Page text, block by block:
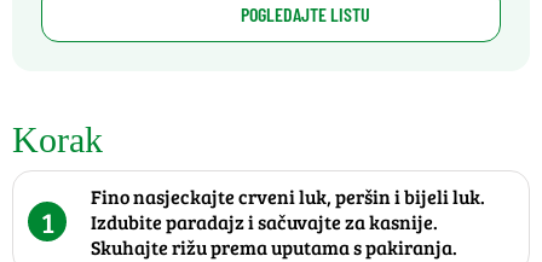
POGLEDAJTE LISTU
Korak
1
Fino nasjeckajte crveni luk, peršin i bijeli luk.
Izdubite paradajz i sačuvajte za kasnije.
Skuhajte rižu prema uputama s pakiranja.